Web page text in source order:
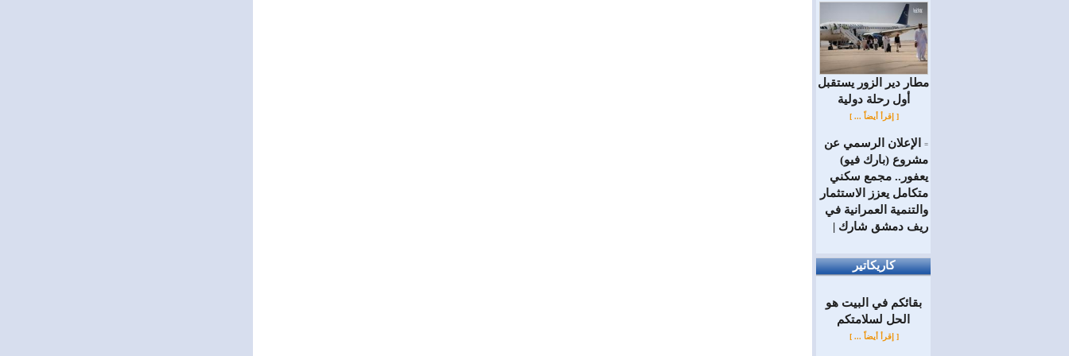
مطار دير الزور يستقبل
أول رحلة دولية
[ إقرأ أيضاً ... ]
=
الإعلان الرسمي عن
مشروع (بارك فيو)
يعفور.. مجمع سكني
متكامل يعزز الاستثمار
والتنمية العمرانية في
ريف دمشق شارك |
كاريكاتير
بقائكم في البيت هو
الحل لسلامتكم
[ إقرأ أيضاً ... ]